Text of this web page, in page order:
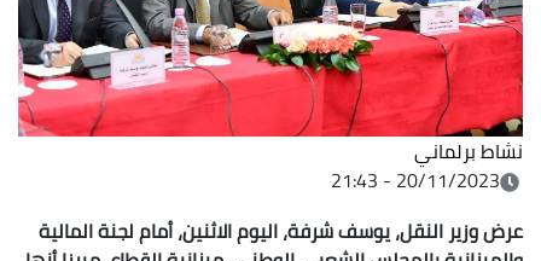
نشاط برلماني
20/11/2023 - 21:43
عرض وزير النقل، يوسف شرفة، اليوم الاثنين، أمام لجنة المالية